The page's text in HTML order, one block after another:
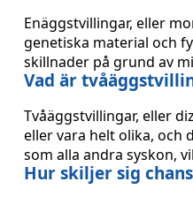
Enäggstvillingar, eller
genetiska material och
skillnader på grund av
Vad är
Tvåäggstvillingar, eller
eller vara helt olika, och
som alla andra syskon,
Hur skiljer sig